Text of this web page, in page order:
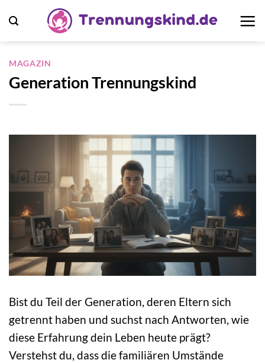
Inhalt
springen
MAGAZIN
Generation Trennungskind
Bist du Teil der Generation, deren Eltern sich
getrennt haben und suchst nach Antworten, wie
diese Erfahrung dein Leben heute prägt?
Verstehst du, dass die familiären Umstände